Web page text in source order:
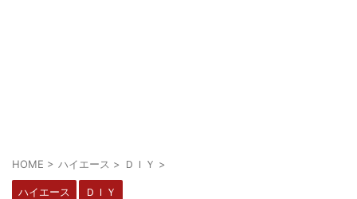
HOME > ハイエース > ＤＩＹ >
ハイエース ＤＩＹ